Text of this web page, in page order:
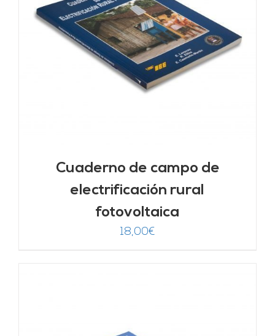
Cuaderno de campo de
electrificación rural
fotovoltaica
18,00€